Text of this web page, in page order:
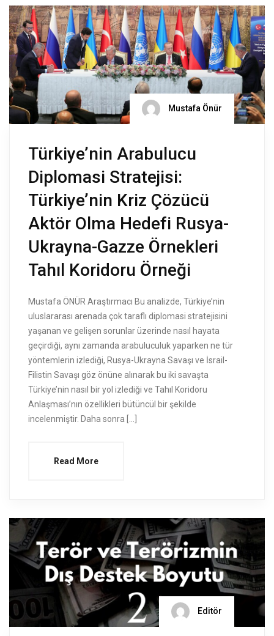
Mustafa Önür
Türkiye’nin Arabulucu
Diplomasi Stratejisi:
Türkiye’nin Kriz Çözücü
Aktör Olma Hedefi Rusya-
Ukrayna-Gazze Örnekleri
Tahıl Koridoru Örneği
Mustafa ÖNÜR Araştırmacı Bu analizde, Türkiye’nin
uluslararası arenada çok taraflı diplomasi stratejisini
yaşanan ve gelişen sorunlar üzerinde nasıl hayata
geçirdiği, aynı zamanda arabuluculuk yaparken ne tür
yöntemlerin izlediği, Rusya-Ukrayna Savaşı ve İsrail-
Filistin Savaşı göz önüne alınarak bu iki savaşta
Türkiye’nin nasıl bir yol izlediği ve Tahıl Koridoru
Anlaşması’nın özellikleri bütüncül bir şekilde
incelenmiştir. Daha sonra […]
Read More
Editör